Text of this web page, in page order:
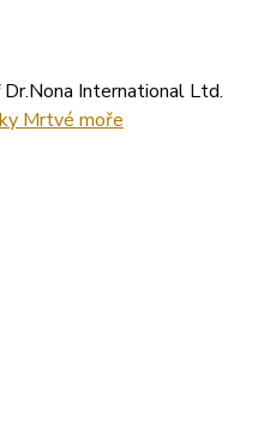
International Ltd.
Mrtvé moře